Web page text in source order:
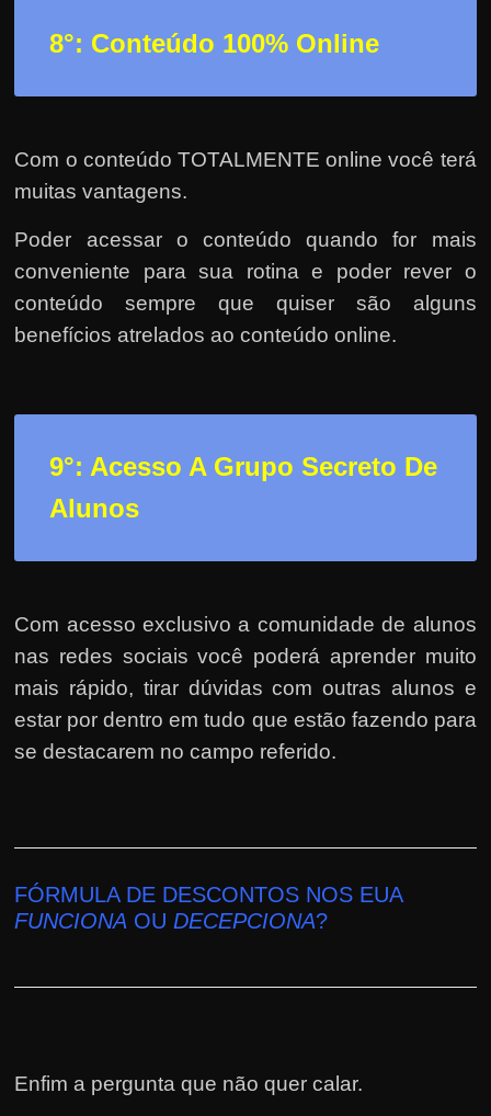
8°: Conteúdo 100% Online
Com o conteúdo TOTALMENTE online você terá
muitas vantagens.
Poder acessar o conteúdo quando for mais
conveniente para sua rotina e poder rever o
conteúdo sempre que quiser são alguns
benefícios atrelados ao conteúdo online.
9°: Acesso A Grupo Secreto De
Alunos
Com acesso exclusivo a comunidade de alunos
nas redes sociais você poderá aprender muito
mais rápido, tirar dúvidas com outras alunos e
estar por dentro em tudo que estão fazendo para
se destacarem no campo referido.
FÓRMULA DE DESCONTOS NOS EUA
FUNCIONA OUDECEPCIONA?
Enfim a pergunta que não quer calar.